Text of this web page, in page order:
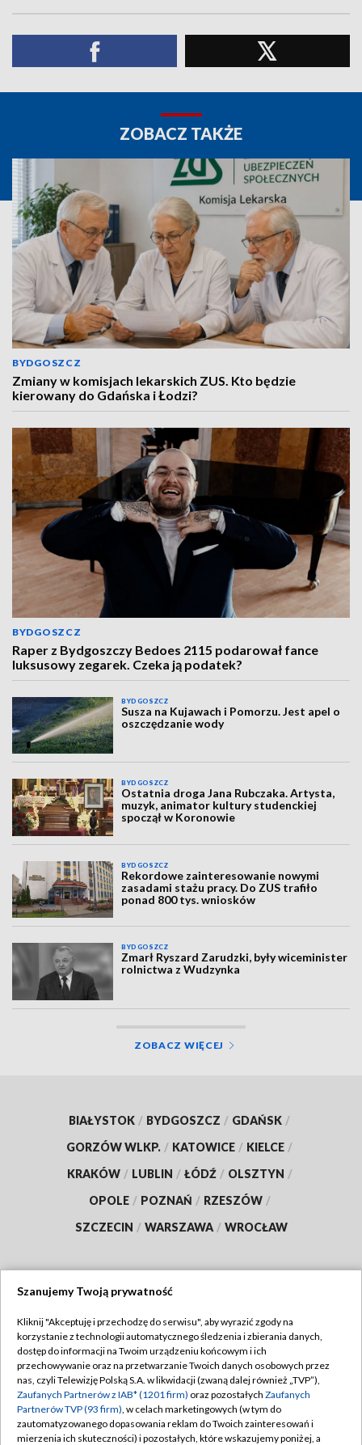
ZOBACZ TAKŻE
BYDGOSZCZ
Zmiany w komisjach lekarskich ZUS. Kto będzie
kierowany do Gdańska i Łodzi?
BYDGOSZCZ
Raper z Bydgoszczy Bedoes 2115 podarował fance
luksusowy zegarek. Czeka ją podatek?
BYDGOSZCZ
Susza na Kujawach i Pomorzu. Jest apel o
oszczędzanie wody
BYDGOSZCZ
Ostatnia droga Jana Rubczaka. Artysta,
muzyk, animator kultury studenckiej
spoczął w Koronowie
BYDGOSZCZ
Rekordowe zainteresowanie nowymi
zasadami stażu pracy. Do ZUS trafiło
ponad 800 tys. wniosków
BYDGOSZCZ
Zmarł Ryszard Zarudzki, były wiceminister
rolnictwa z Wudzynka
ZOBACZ WIĘCEJ
BIAŁYSTOK / BYDGOSZCZ / GDAŃSK /
GORZÓW WLKP. / KATOWICE / KIELCE /
KRAKÓW / LUBLIN / ŁÓDŹ / OLSZTYN /
OPOLE / POZNAŃ / RZESZÓW /
SZCZECIN / WARSZAWA / WROCŁAW
TVP
Abonament TVP
Emisja w TVP
Centrum informacji TVP
Regulamin TVP
Polityka prywatności
Moje zgody
Szanujemy Twoją prywatność
Kliknij "Akceptuję i przechodzę do serwisu", aby wyrazić zgody na
korzystanie z technologii automatycznego śledzenia i zbierania danych,
dostęp do informacji na Twoim urządzeniu końcowym i ich
przechowywanie oraz na przetwarzanie Twoich danych osobowych przez
nas, czyli Telewizję Polską S.A. w likwidacji (zwaną dalej również „TVP”),
Zaufanych Partnerów z IAB* (1201 firm) oraz pozostałych Zaufanych
Partnerów TVP (93 firm), w celach marketingowych (w tym do
zautomatyzowanego dopasowania reklam do Twoich zainteresowań i
mierzenia ich skuteczności) i pozostałych, które wskazujemy poniżej, a